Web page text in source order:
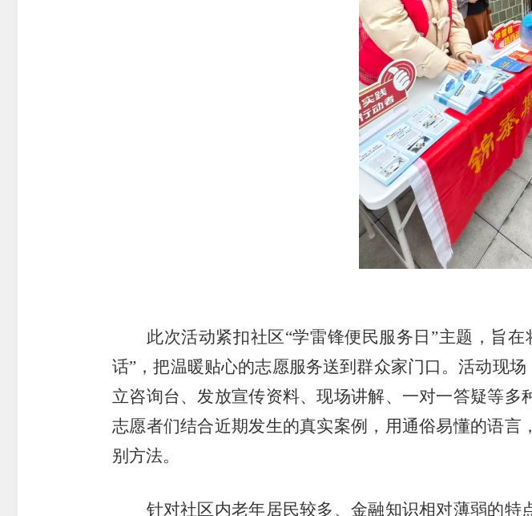
此次活动紧扣社区“学雷锋便民服务日 ”主题，旨在
话” ，把温暖贴心的志愿服务送到群众家门口。活动现
立咨询台、发放宣传资料、现场讲解、一对一答疑等多
志愿者们结合近期发生的真实案例，用通俗易懂的语
别方法。
针对社区内老年居民较多、金融知识相对薄弱的特